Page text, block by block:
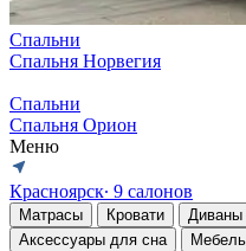
Спальни
Спальня Норвегия
Спальни
Спальня Орион
Меню
Красноярск∙ 9 салонов
Матрасы Кровати Диваны
Аксессуары для сна